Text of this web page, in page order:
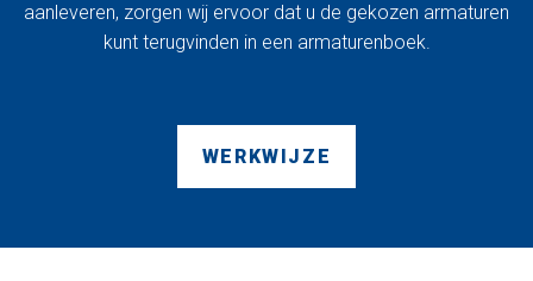
aanleveren, zorgen wij ervoor dat u de gekozen armaturen
kunt terugvinden in een armaturenboek.
WERKWIJZE